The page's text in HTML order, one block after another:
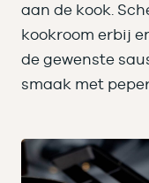
aan de kook.
kookroom erbij
de gewenste
smaak met